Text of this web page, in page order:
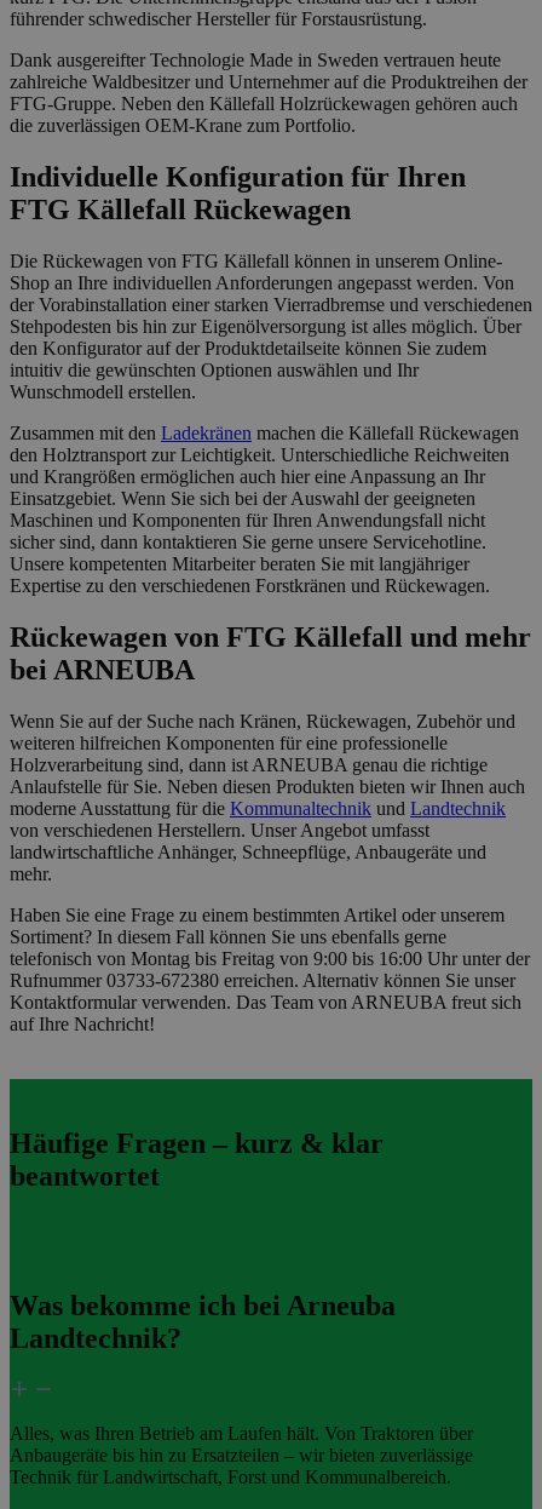
führender schwedischer Hersteller für Forstausrüstung.
Dank ausgereifter Technologie Made in Sweden vertrauen heute
zahlreiche Waldbesitzer und Unternehmer auf die Produktreihen der
FTG-Gruppe. Neben den Källefall Holzrückewagen gehören auch
die zuverlässigen OEM-Krane zum Portfolio.
Individuelle Konfiguration für Ihren
FTG Källefall Rückewagen
Die Rückewagen von FTG Källefall können in unserem Online-
Shop an Ihre individuellen Anforderungen angepasst werden. Von
der Vorabinstallation einer starken Vierradbremse und verschiedenen
Stehpodesten bis hin zur Eigenölversorgung ist alles möglich. Über
den Konfigurator auf der Produktdetailseite können Sie zudem
intuitiv die gewünschten Optionen auswählen und Ihr
Wunschmodell erstellen.
Zusammen mit den Ladekränen machen die Källefall Rückewagen
den Holztransport zur Leichtigkeit. Unterschiedliche Reichweiten
und Krangrößen ermöglichen auch hier eine Anpassung an Ihr
Einsatzgebiet. Wenn Sie sich bei der Auswahl der geeigneten
Maschinen und Komponenten für Ihren Anwendungsfall nicht
sicher sind, dann kontaktieren Sie gerne unsere Servicehotline.
Unsere kompetenten Mitarbeiter beraten Sie mit langjähriger
Expertise zu den verschiedenen Forstkränen und Rückewagen.
Rückewagen von FTG Källefall und mehr
bei ARNEUBA
Wenn Sie auf der Suche nach Kränen, Rückewagen, Zubehör und
weiteren hilfreichen Komponenten für eine professionelle
Holzverarbeitung sind, dann ist ARNEUBA genau die richtige
Anlaufstelle für Sie. Neben diesen Produkten bieten wir Ihnen auch
moderne Ausstattung für die Kommunaltechnik und Landtechnik
von verschiedenen Herstellern. Unser Angebot umfasst
landwirtschaftliche Anhänger, Schneepflüge, Anbaugeräte und
mehr.
Haben Sie eine Frage zu einem bestimmten Artikel oder unserem
Sortiment? In diesem Fall können Sie uns ebenfalls gerne
telefonisch von Montag bis Freitag von 9:00 bis 16:00 Uhr unter der
Rufnummer 03733-672380 erreichen. Alternativ können Sie unser
Kontaktformular verwenden. Das Team von ARNEUBA freut sich
auf Ihre Nachricht!
Häufige Fragen – kurz & klar
beantwortet
Was bekomme ich bei Arneuba
Landtechnik?
Alles, was Ihren Betrieb am Laufen hält. Von Traktoren über
Anbaugeräte bis hin zu Ersatzteilen – wir bieten zuverlässige
Technik für Landwirtschaft, Forst und Kommunalbereich.